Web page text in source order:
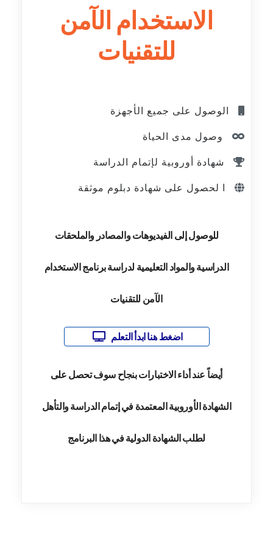
الاستخدام الآمن
للتقنيات
الوصول على جميع الأجهزة
وصول مدى الحياة
شهادة أوروبية لإتمام الدراسة
ا لحصول على شهادة دبلوم موثقة
للوصول إلى الفيديوهات والمصادر والملحقات
الدراسية والمواد التعليمية لدراسة برنامج الاستخدام
الآمن للتقنيات
اضغط هنا ابدأ التعلم
أيضاً عند أداء الاختبارات بنجاح سوف تحصل على
الشهادة الأوروبية المعتمدة في إتمام الدراسة والتأهل
لطلب الشهادة الدولية في هذا البرنامج